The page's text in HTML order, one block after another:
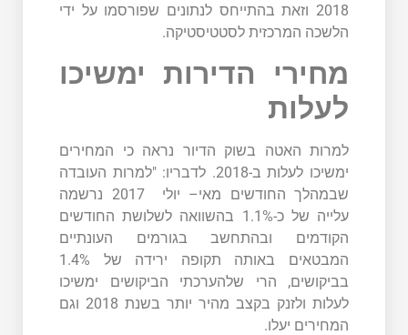
2018 וזאת בהתייחס לנתונים שפורסמו על ידי
הלשכה המרכזית לסטטיסטיקה.
מחירי הדירות ימשיכו
לעלות
למרות האטה בשוק הדיור נראה כי המחירים
ימשיכו לעלות ב-2018. לדבריו: "למרות העובדה
שבמהלך החודשים מאי– יולי 2017 נרשמה
עלייה של כ-1.1% בהשוואה לשלושת החודשים
הקודמים ובהתחשב בגורמים העונתיים
המבטאים באותה תקופה ירידה של 1.4%
בביקושים, הרי שלהערכתי הביקושים ימשיכו
לעלות ולזנק בקצב מהיר יותר בשנת 2018 וגם
המחירים יעלו.